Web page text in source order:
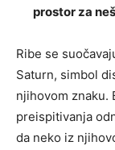
prostor za
Ribe se
Saturn, simbol
njihovom znaku.
preispitivanja
da neko iz